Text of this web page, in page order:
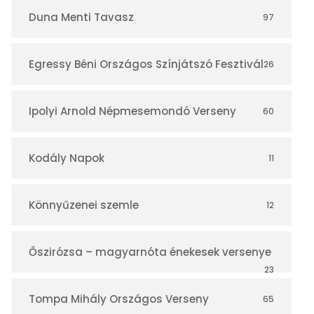
r
Duna Menti Tavasz 97
Egressy Béni Országos Színjátszó Fesztivál26
Ipolyi Arnold Népmesemondó Verseny 60
Kodály Napok 11
Könnyűzenei szemle 12
Őszirózsa – magyarnóta énekesek versenye
23
Tompa Mihály Országos Verseny 65